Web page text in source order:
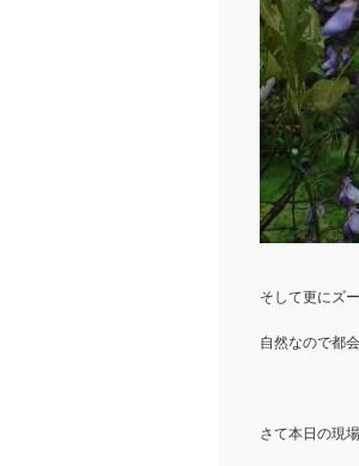
そして更にズ
自然なので都
さて本日の現